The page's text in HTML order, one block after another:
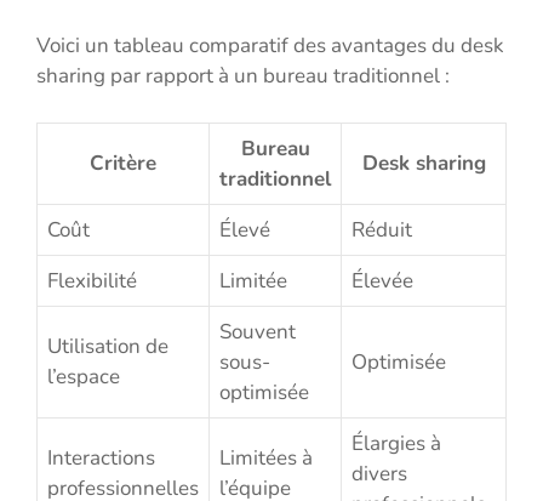
Voici un tableau comparatif des avantages du desk
sharing par rapport à un bureau traditionnel :
Critère
Bureau
traditionnel
Desk sharing
Coût Élevé
Réduit
Flexibilité
Limitée Élevée
Utilisation de
l’espace
Souvent
sous-
optimisée
Optimisée
Interactions
professionnelles
Limitées à
l’équipe
Élargies à
divers